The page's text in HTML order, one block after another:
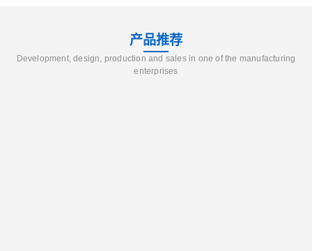
产品推荐
Development, design, production and sales in one of the manufacturing
enterprises